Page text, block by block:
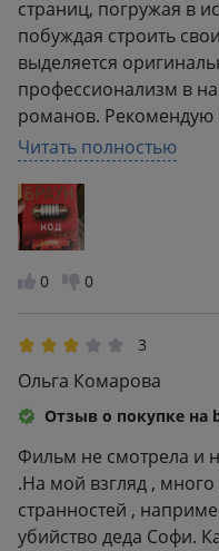
страниц, погружая в
побуждая строить
выделяется
профессионализм в
романов. Рекомендую
привлекательной
печати. Благодарю
за их работу.
Читать полностью
0 0
3
Ольга Комарова
Отзыв о покупке на
Фильм не смотрела и
.На мой взгляд , много
странностей ,
убийство деда Софи.